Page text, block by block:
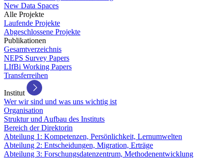
New Data Spaces
Alle Projekte
Laufende Projekte
Abgeschlossene Projekte
Publikationen
Gesamtverzeichnis
NEPS Survey Papers
LIfBi Working Papers
Transferreihen
Institut
Wer wir sind und was uns wichtig ist
Organisation
Struktur und Aufbau des Instituts
Bereich der Direktorin
Abteilung 1: Kompetenzen, Persönlichkeit, Lernumwelten
Abteilung 2: Entscheidungen, Migration, Erträge
Abteilung 3: Forschungsdatenzentrum, Methodenentwicklung